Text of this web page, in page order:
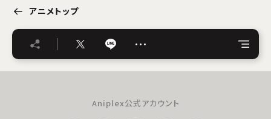
アニメトップ
…
Aniplex公式アカウント